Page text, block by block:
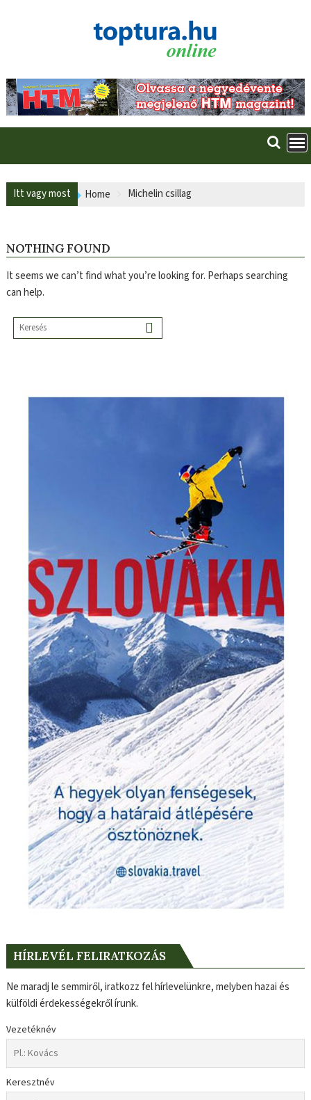
Itt vagy most Home Michelin csillag
NOTHING FOUND
It seems we can’t find what you’re looking for. Perhaps searching
can help.
HÍRLEVÉL FELIRATKOZÁS
Ne maradj le semmiről, iratkozz fel hírlevelünkre, melyben hazai és
külföldi érdekességekről írunk.
Vezetéknév
Keresztnév